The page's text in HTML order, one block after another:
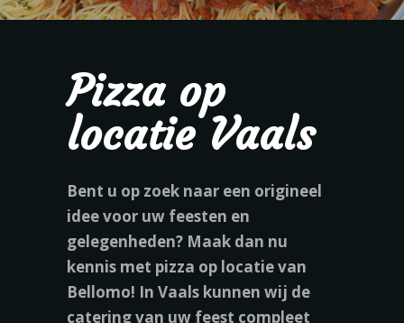
Pizza op
locatie Vaals
Bent u op zoek naar een origineel
idee voor uw feesten en
gelegenheden? Maak dan nu
kennis met pizza op locatie van
Bellomo! In Vaals kunnen wij de
catering van uw feest compleet